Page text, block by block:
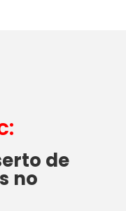
de
no